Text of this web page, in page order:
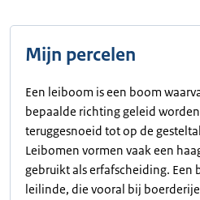
Mijn percelen
Een leiboom is een boom
bepaalde richting geleid
teruggesnoeid tot op de
Leibomen vormen vaak een
gebruikt als erfafscheiding. Een
leilinde, die vooral bij